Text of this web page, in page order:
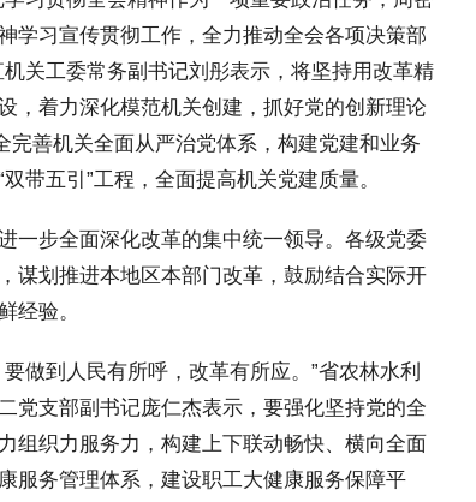
学习宣传贯彻工作，全力推动全会各项决策部
关工委常务副书记刘彤表示，将坚持用改革精
，着力深化模范机关创建，抓好党的创新理论
完善机关全面从严治党体系，构建党建和业务
带五引”工程，全面提高机关党建质量。
步全面深化改革的集中统一领导。各级党委
谋划推进本地区本部门改革，鼓励结合实际开
经验。
到人民有所呼，改革有所应。”省农林水利
党支部副书记庞仁杰表示，要强化坚持党的全
组织力服务力，构建上下联动畅快、横向全面
服务管理体系，建设职工大健康服务保障平